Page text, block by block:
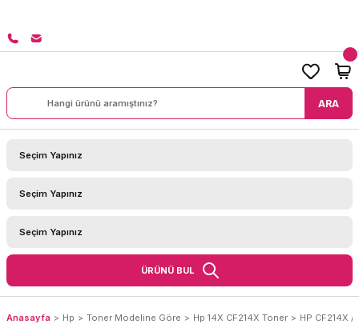
ARA
ÜRÜNÜ BUL
Anasayfa Hp Toner Modeline Göre Hp 14X CF214X Toner HP CF214X